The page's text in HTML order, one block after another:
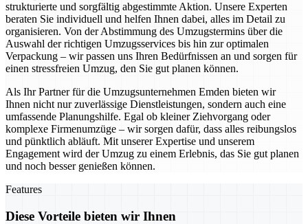
strukturierte und sorgfältig abgestimmte Aktion. Unsere Experten
beraten Sie individuell und helfen Ihnen dabei, alles im Detail zu
organisieren. Von der Abstimmung des Umzugstermins über die
Auswahl der richtigen Umzugsservices bis hin zur optimalen
Verpackung – wir passen uns Ihren Bedürfnissen an und sorgen für
einen stressfreien Umzug, den Sie gut planen können.
Als Ihr Partner für die Umzugsunternehmen Emden bieten wir
Ihnen nicht nur zuverlässige Dienstleistungen, sondern auch eine
umfassende Planungshilfe. Egal ob kleiner Ziehvorgang oder
komplexe Firmenumzüge – wir sorgen dafür, dass alles reibungslos
und pünktlich abläuft. Mit unserer Expertise und unserem
Engagement wird der Umzug zu einem Erlebnis, das Sie gut planen
und noch besser genießen können.
Features
Diese Vorteile bieten wir Ihnen